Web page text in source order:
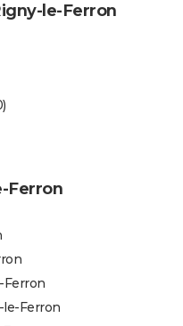
le-Ferron
Ferron
Ferron
le-Ferron